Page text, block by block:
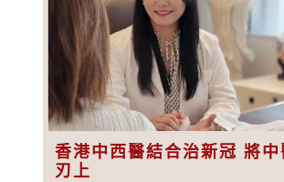
香港中西醫結合治新冠 將中
刃上